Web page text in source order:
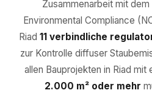
Zusammenarbeit mit
Environmental Compliance
Riad 11 verbindliche
zur Kontrolle diffuser
allen Bauprojekten in Riad
2.000 m² oder mehr